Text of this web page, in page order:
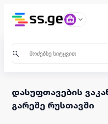
დასუფთავების
გარეშე რუსთავში